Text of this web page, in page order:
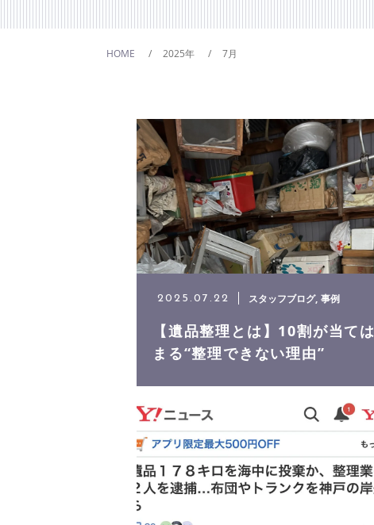
現状復帰、リフォーム工事
代表挨拶
お客様の声
アクセス
よくある質問
ニュース
実績
HOME 2025年 7月
2025.07.22 スタッフブログ 事例
【遺品整理とは】10割が当ては
まる“整理できない理由”